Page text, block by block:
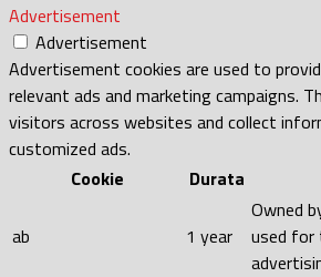
Advertisement
Advertisement
Advertisement cookies are used to
relevant ads and marketing campaigns.
visitors across websites and collect
customized ads.
Cookie
Durata
ab 1 year
Owned
used for